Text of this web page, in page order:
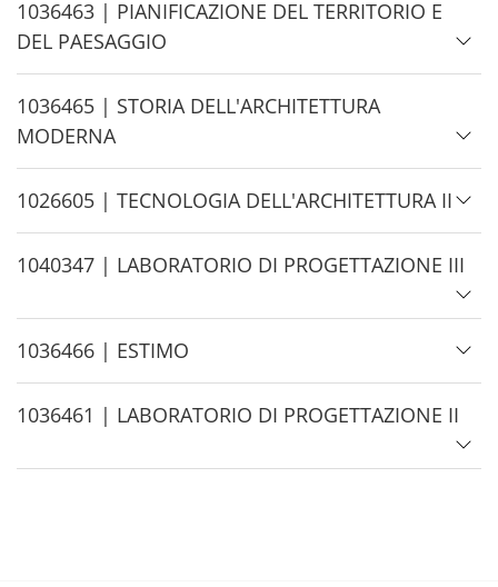
e
H
i
d
e
1036463 | PIANIFICAZIONE DEL TERRITORIO E
DEL PAESAGGIO
H
i
d
e
1036465 | STORIA DELL'ARCHITETTURA
MODERNA
H
i
d
1026605 | TECNOLOGIA DELL'ARCHITETTURA II
H
d
e
1040347 | LABORATORIO DI PROGETTAZIONE III
H
i
d
1036466 | ESTIMO
H
d
1036461 | LABORATORIO DI PROGETTAZIONE II